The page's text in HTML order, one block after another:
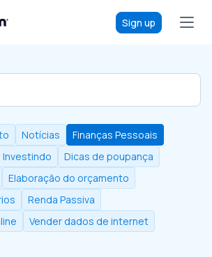
Sign up
Notícias
Finanças Pessoais
Investindo
Dicas de poupança
Elaboração do orçamento
Renda Passiva
Vender dados de internet